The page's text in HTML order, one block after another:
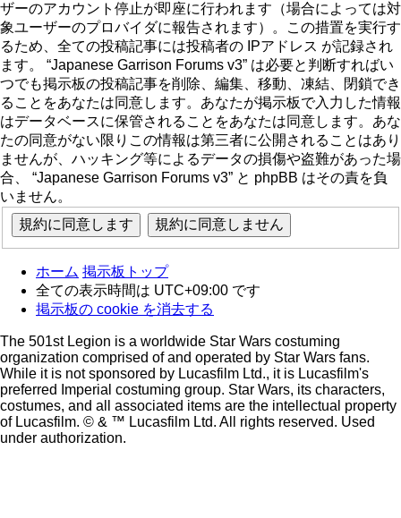
ザーのアカウント停止が即座に行われます（場合によっては対
象ユーザーのプロバイダに報告されます）。この措置を実行す
るため、全ての投稿記事には投稿者の IPアドレス が記録され
ます。 “Japanese Garrison Forums v3” は必要と判断すればい
つでも掲示板の投稿記事を削除、編集、移動、凍結、閉鎖でき
ることをあなたは同意します。あなたが掲示板で入力した情報
はデータベースに保管されることをあなたは同意します。あな
たの同意がない限りこの情報は第三者に公開されることはあり
ませんが、ハッキング等によるデータの損傷や盗難があった場
合、 “Japanese Garrison Forums v3” と phpBB はその責を負
いません。
ホーム 掲示板トップ
全ての表示時間は UTC+09:00 です
掲示板の cookie を消去する
The 501st Legion is a worldwide Star Wars costuming
organization comprised of and operated by Star Wars fans.
While it is not sponsored by Lucasfilm Ltd., it is Lucasfilm's
preferred Imperial costuming group. Star Wars, its characters,
costumes, and all associated items are the intellectual property
of Lucasfilm. © & ™ Lucasfilm Ltd. All rights reserved. Used
under authorization.